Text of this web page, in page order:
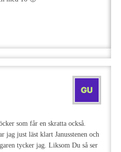
som får en skratta också.
jag just läst klart Janusstenen och
tycker jag. Liksom Du så ser